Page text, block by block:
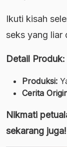
Ikuti kisah
seks yang liar
Detail Produk:
Produksi:
Cerita
Nikmati
sekarang juga!